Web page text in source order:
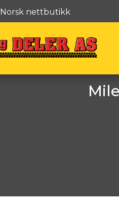
Norsk nettbutikk